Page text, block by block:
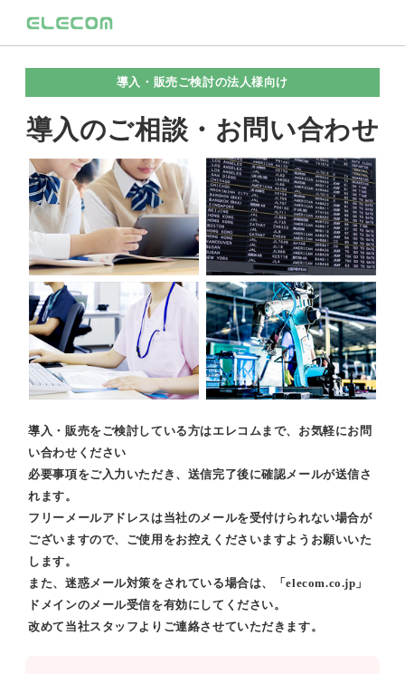
導入・販売ご検討の法人様向け
導入のご相談・お問い合わせ
導入・販売をご検討している方はエレコムまで、お気軽にお問
い合わせください
必要事項をご入力いただき、送信完了後に確認メールが送信さ
れます。
フリーメールアドレスは当社のメールを受付けられない場合が
ございますので、ご使用をお控えくださいますようお願いいた
します。
また、迷惑メール対策をされている場合は、「elecom.co.jp」
ドメインのメール受信を有効にしてください。
改めて当社スタッフよりご連絡させていただきます。